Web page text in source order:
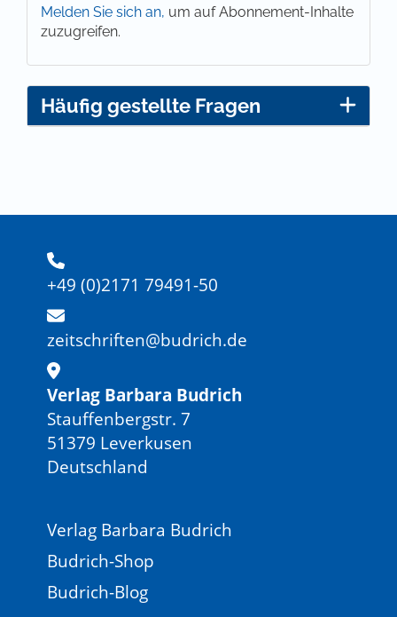
Melden Sie sich an, um auf Abonnement-Inhalte
zuzugreifen.
Häufig gestellte Fragen
+49 (0)2171 79491-50
zeitschriften@budrich.de
Verlag Barbara Budrich
Stauffenbergstr. 7
51379 Leverkusen
Deutschland
Verlag Barbara Budrich
Budrich-Shop
Budrich-Blog